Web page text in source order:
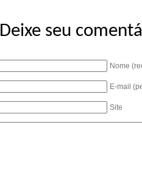
Deixe seu
Nome
E-mail
Site